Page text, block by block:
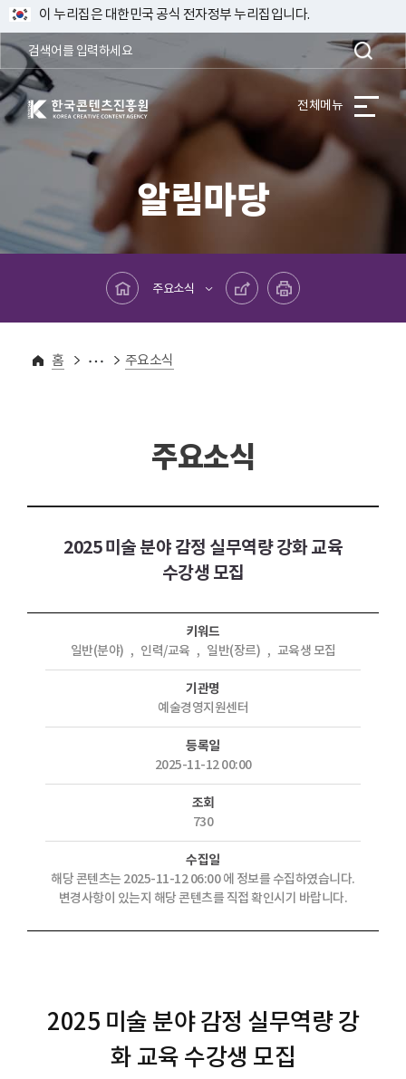
이 누리집은 대한민국 공식 전자정부 누리집입니다.
한국콘텐츠진흥원 KOREA CREATIVE CONTENT AGENCY 전체메뉴
알림마당
메인페이지로 바로가기
주요소식
공유하기 프린트하기
홈
알림마당
유관기관 주요소식주요소식
주요소식
2025 미술 분야 감정 실무역량 강화 교육
수강생 모집
키워드
일반(분야) , 인력/교육 , 일반(장르) , 교육생 모집
기관명
예술경영지원센터
등록일
2025-11-12 00:00
조회
730
수집일
해당 콘텐츠는 2025-11-12 06:00 에 정보를 수집하였습니다.
변경사항이 있는지 해당 콘텐츠를 직접 확인시기 바랍니다.
2025 미술 분야 감정 실무역량 강
화 교육 수강생 모집